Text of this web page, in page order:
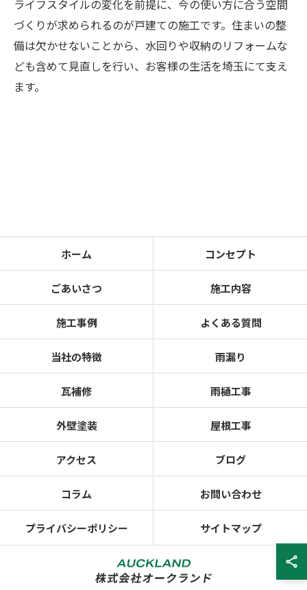
ライフスタイルの変化を前提に、今の使い方に合う空間
づくりが求められるのが戸建ての施工です。住まいの整
備は欠かせないことから、水回りや収納のリフォームな
ども含めて見直しを行い、お客様の生活を埼玉にて支え
ます。
ホーム コンセプト
ごあいさつ 施工内容
施工事例 よくある質問
当社の特徴 雨漏り
瓦補修 雨樋工事
外壁塗装 屋根工事
アクセス ブログ
コラム お問い合わせ
プライバシーポリシー サイトマップ